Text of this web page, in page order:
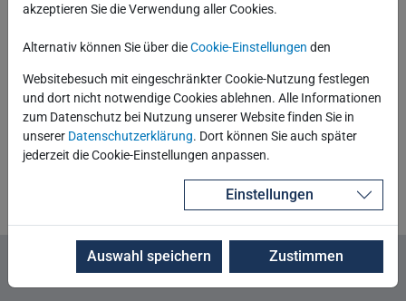
Wir freuen uns auf Ihren Kontakt!
akzeptieren Sie die Verwendung aller Cookies.
Alternativ können Sie über dieCookie-Einstellungen den
Websitebesuch mit eingeschränkter Cookie-Nutzung festlegen
und dort nicht notwendige Cookies ablehnen. Alle Informationen
zum Datenschutz bei Nutzung unserer Website finden Sie in
unserer Datenschutzerklärung. Dort können Sie auch später
jederzeit die Cookie-Einstellungen anpassen.
Einstellungen
Auswahl speichern Zustimmen